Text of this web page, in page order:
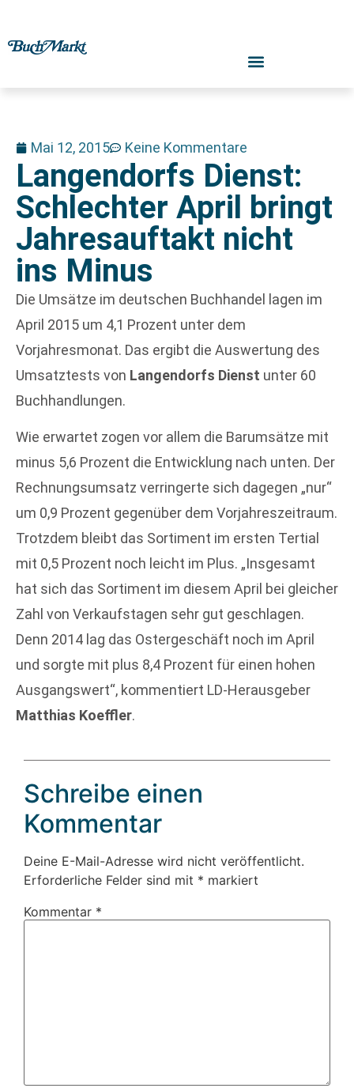
Mai 12, 2015 Keine Kommentare
Langendorfs Dienst:
Schlechter April bringt
Jahresauftakt nicht
ins Minus
Die Umsätze im deutschen Buchhandel lagen im
April 2015 um 4,1 Prozent unter dem
Vorjahresmonat. Das ergibt die Auswertung des
Umsatztests von Langendorfs Dienst unter 60
Buchhandlungen.
Wie erwartet zogen vor allem die Barumsätze mit
minus 5,6 Prozent die Entwicklung nach unten. Der
Rechnungsumsatz verringerte sich dagegen „nur“
um 0,9 Prozent gegenüber dem Vorjahreszeitraum.
Trotzdem bleibt das Sortiment im ersten Tertial
mit 0,5 Prozent noch leicht im Plus. „Insgesamt
hat sich das Sortiment im diesem April bei gleicher
Zahl von Verkaufstagen sehr gut geschlagen.
Denn 2014 lag das Ostergeschäft noch im April
und sorgte mit plus 8,4 Prozent für einen hohen
Ausgangswert“, kommentiert LD-Herausgeber
Matthias Koeffler.
Schreibe einen
Kommentar
Deine E-Mail-Adresse wird nicht veröffentlicht.
Erforderliche Felder sind mit * markiert
Kommentar *